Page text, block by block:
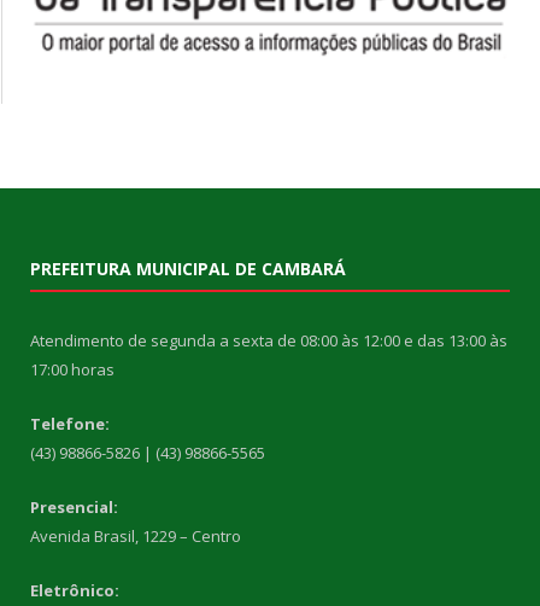
PREFEITURA MUNICIPAL DE CAMBARÁ
Atendimento de segunda a sexta de 08:00 às 12:00 e das 13:00 às
17:00 horas
Telefone:
(43) 98866-5826 | (43) 98866-5565
Presencial:
Avenida Brasil, 1229 – Centro
Eletrônico: